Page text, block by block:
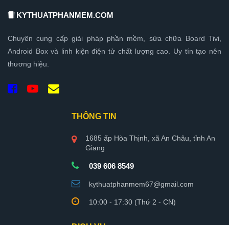
KYTHUATPHANMEM.COM
Chuyên cung cấp giải pháp phần mềm, sửa chữa Board Tivi,
Android Box và linh kiện điện tử chất lượng cao. Uy tín tạo nên
thương hiệu.
THÔNG TIN
1685 ấp Hòa Thịnh, xã An Châu, tỉnh An
Giang
039 606 8549
kythuatphanmem67@gmail.com
10:00 - 17:30 (Thứ 2 - CN)